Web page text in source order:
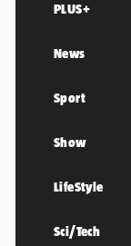
PLUS+
News
Sport
Show
LifeStyle
Sci/Tech